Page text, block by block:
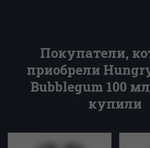
Покупатели,
приобрели
Bubblegum 100
купили